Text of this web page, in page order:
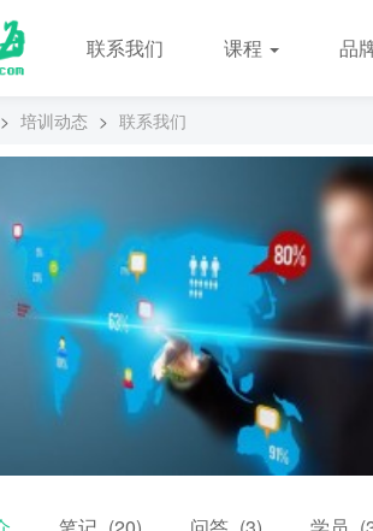
联系我们 课程 品
> 培训动态 > 联系我们